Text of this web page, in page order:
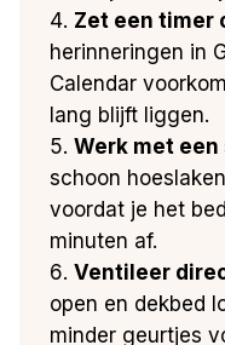
Zet een timer
herinneringen in
Calendar
lang blijft liggen.
Werk met
schoon
voordat je het
minuten af.
Ventileer
open en dekbed
minder geurtjes